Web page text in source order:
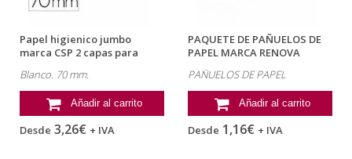
Papel higienico jumbo
marca CSP 2 capas para
Blanco. 70 mm.
Añadir al carrito
Desde 3,26€ + IVA
PAQUETE DE PAÑUELOS DE
PAPEL MARCA RENOVA
PAÑUELOS DE PAPEL
Añadir al carrito
Desde 1,16€ + IVA